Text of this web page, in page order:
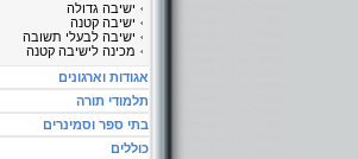
ישיבה גדולה
ישיבה קטנה
ישיבה לבעלי תשובה
מכינה לישיבה קטנה
אגודות וארגונים
תלמודי תורה
בתי ספר וסמינרים
כוללים